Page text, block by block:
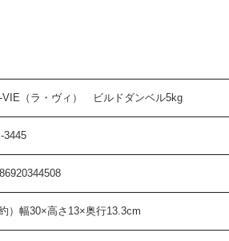
VIE（ラ・ヴィ） ビルドダンベル5kg
3445
約）幅30×高さ13×奥行13.3cm